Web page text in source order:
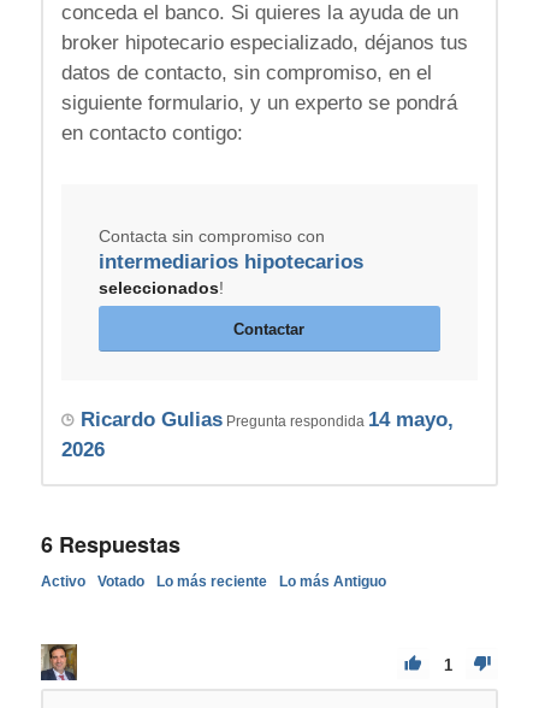
conceda el banco. Si quieres la ayuda de un
broker hipotecario especializado, déjanos tus
datos de contacto, sin compromiso, en el
siguiente formulario, y un experto se pondrá
en contacto contigo:
Contacta sin compromiso con
intermediarios hipotecarios
seleccionados!
Contactar
Ricardo GuliasPregunta respondida 14 mayo,
2026
6Respuestas
Activo Votado Lo más reciente Lo más Antiguo
1